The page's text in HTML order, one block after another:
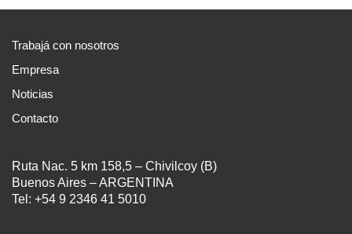
Trabajá con nosotros
Empresa
Noticias
Contacto
Ruta Nac. 5 km 158,5 – Chivilcoy (B)
Buenos Aires – ARGENTINA
Tel: +54 9 2346 41 5010